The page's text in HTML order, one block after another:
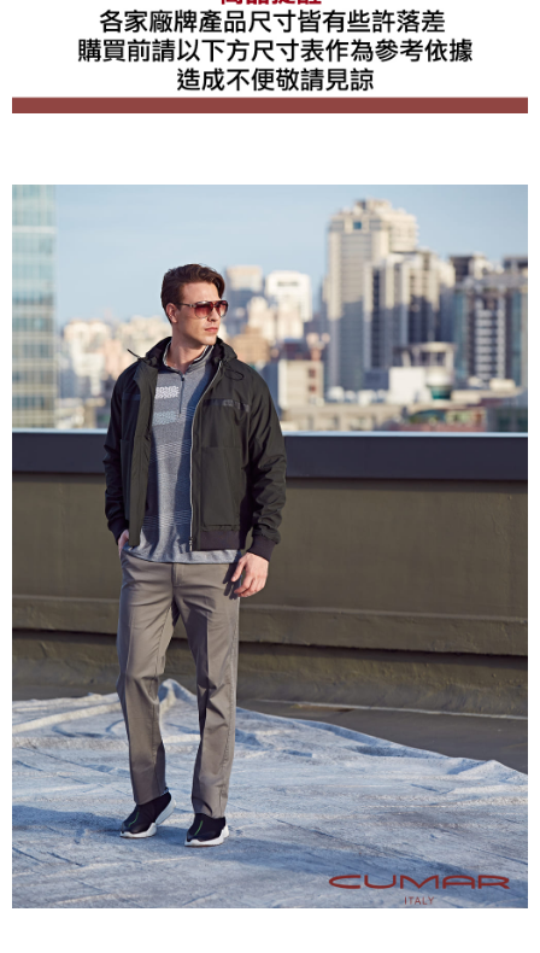
7-11取貨付款
每筆NT$60，滿NT$1,500(含以上)免運費
宅配
付款後門市自取